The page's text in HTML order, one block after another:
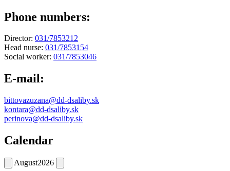
Phone numbers:
Director: 031/7853212
Head nurse: 031/7853154
Social worker: 031/7853046
E-mail:
bittovazuzana@dd-dsaliby.sk
kontara@dd-dsaliby.sk
perinova@dd-dsaliby.sk
Calendar
August2026